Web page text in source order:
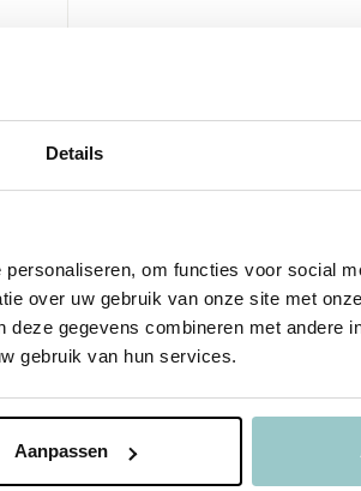
Details
om functies voor social
over uw gebruik van onze site met
gegevens combineren met andere
gebruik van hun services.
Aanpassen